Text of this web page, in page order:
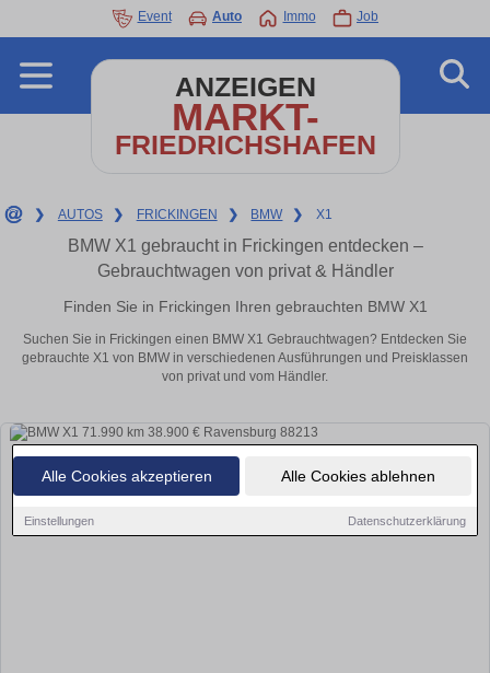
Alle Cookies akzeptieren Alle Cookies ablehnen
Einstellungen Datenschutzerklärung
Event Auto Immo Job
ANZEIGEN
MARKT-
FRIEDRICHSHAFEN
❯ AUTOS ❯ FRICKINGEN ❯ BMW ❯ X1
BMW X1 gebraucht in Frickingen entdecken –
Gebrauchtwagen von privat & Händler
Finden Sie in Frickingen Ihren gebrauchten BMW X1
Suchen Sie in Frickingen einen BMW X1 Gebrauchtwagen? Entdecken Sie
gebrauchte X1 von BMW in verschiedenen Ausführungen und Preisklassen
von privat und vom Händler.